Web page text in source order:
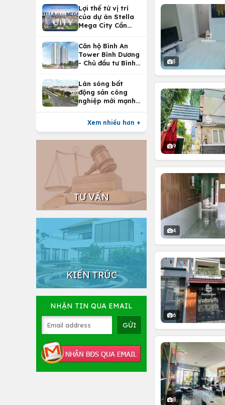
Nhà Tại
Vietcombank
Lợi thế từ vị trí
của dự án Stella
Mega City Cần
Căn hộ Bình An
Tower Bình Dương
- Chủ đầu tư Bình
Làn sóng bất
động sản công
nghiệp mới mạnh
Xem nhiều hơn +
TƯ VẤN
KIẾN TRÚC
NHẬN TIN QUA EMAIL
3
9
4
6
8